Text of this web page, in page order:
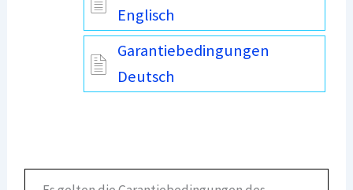
Englisch
Garantiebedingungen
Deutsch